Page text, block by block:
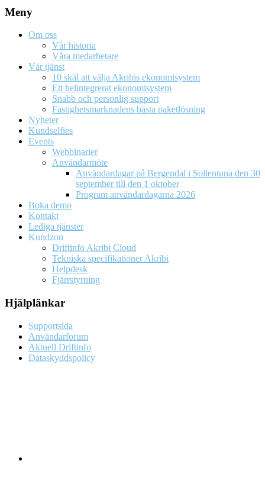
Meny
Om oss
Vår historia
Våra medarbetare
Vår tjänst
10 skäl att välja Akribis ekonomisystem
Ett helintegrerat ekonomisystem
Snabb och personlig support
Fastighetsmarknadens bästa paketlösning
Nyheter
Kundselfies
Events
Webbinarier
Användarmöte
Användardagar på Bergendal i Sollentuna den 30
september till den 1 oktober
Program användardagarna 2026
Boka demo
Kontakt
Lediga tjänster
Kundzon
Driftinfo Akribi Cloud
Tekniska specifikationer Akribi
Helpdesk
Fjärrstyrning
Hjälplänkar
Supportsida
Användarforum
Aktuell Driftinfo
Dataskyddspolicy